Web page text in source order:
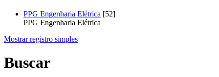
PPG Engenharia Elétrica [52]
PPG Engenharia Elétrica
Mostrar registro simples
Buscar